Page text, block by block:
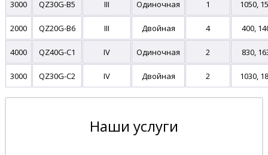
3000 QZ30G-B5 III Одиночная 1 1050,
2000 QZ20G-B6 III Двойная 4 400,
4000 QZ40G-C1 IV Одиночная 2 830,
3000 QZ30G-C2 IV Двойная 2 1030,
Наши услуги